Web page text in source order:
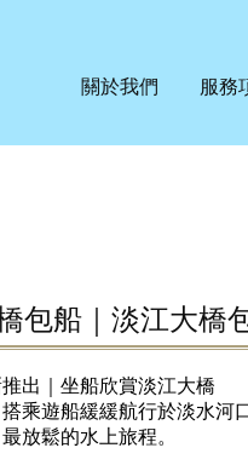
關於我們 服務
包船｜淡江大橋
出｜坐船欣賞淡江大橋
乘遊船緩緩航行於淡水
最放鬆的水上旅程。